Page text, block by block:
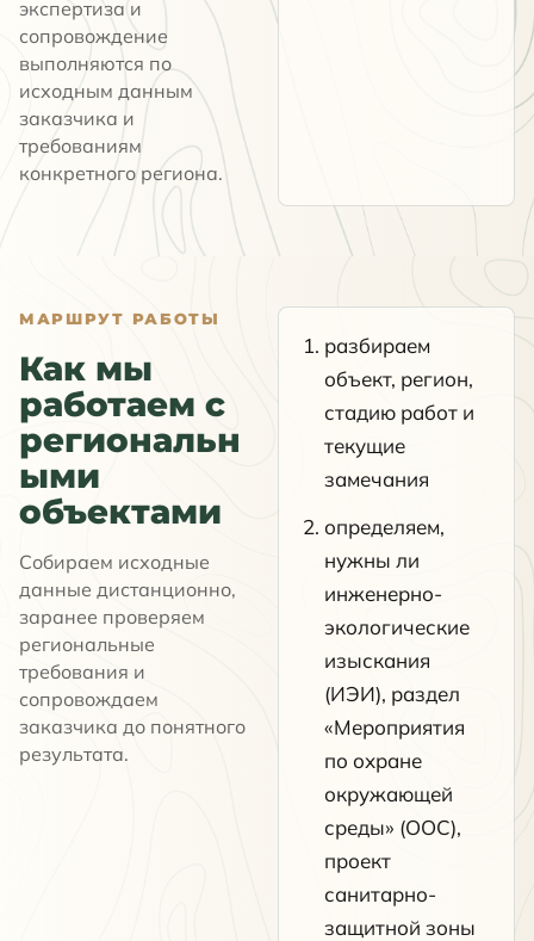
экспертиза и
сопровождение
выполняются по
исходным данным
заказчика и
требованиям
конкретного региона.
МАРШРУТ РАБОТЫ
Как мы
работаем с
региональн
ыми
объектами
Собираем исходные
данные дистанционно,
заранее проверяем
региональные
требования и
сопровождаем
заказчика до понятного
результата.
разбираем
объект, регион,
стадию работ и
текущие
замечания
определяем,
нужны ли
инженерно-
экологические
изыскания
(ИЭИ), раздел
«Мероприятия
по охране
окружающей
среды» (ООС),
проект
санитарно-
защитной зоны